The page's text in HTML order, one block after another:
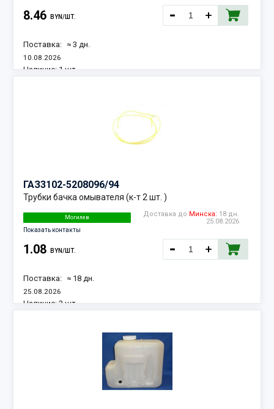
8.46 BYN/ШТ.
Поставка: ≈ 3 дн.
10.08.2026
Наличие: 1 шт.
ГАЗ3102-5208096/94
Трубки бачка омывателя (к-т 2 шт. )
Могилев
Показать контакты
Доставка до Минска: 18 дн.
25.08.2026
1.08 BYN/ШТ.
Поставка: ≈ 18 дн.
25.08.2026
Наличие: 2 шт.